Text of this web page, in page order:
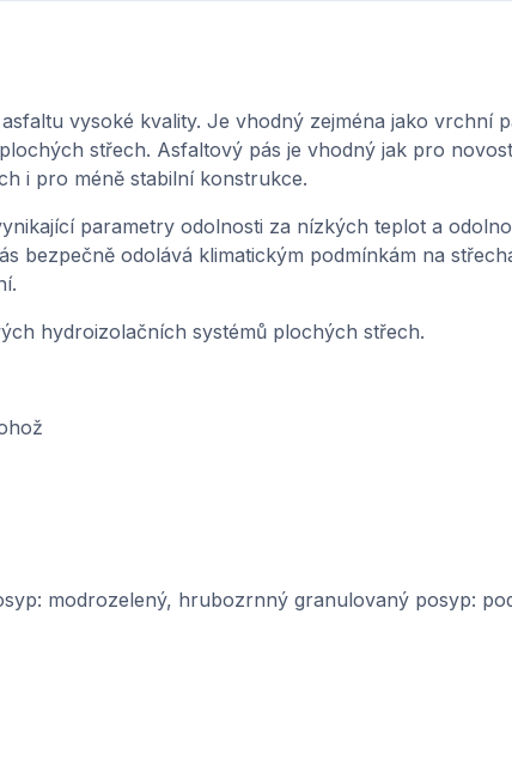
vysoké kvality. Je vhodný zejména jako vrchní
střech. Asfaltový pás je vhodný jak pro
i pro méně stabilní konstrukce.
parametry odolnosti za nízkých teplot a
bezpečně odolává klimatickým podmínkám na
hydroizolačních systémů plochých střech.
modrozelený, hrubozrnný granulovaný posyp: